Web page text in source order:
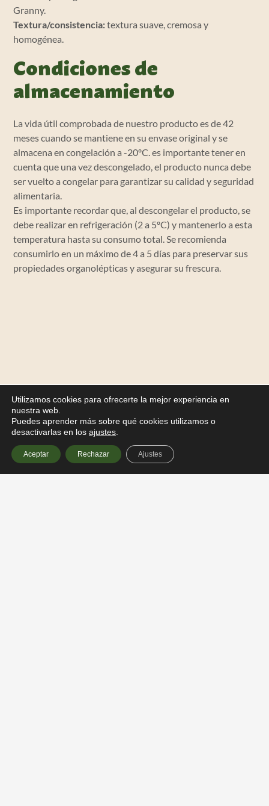
Granny.
Textura/consistencia:textura suave, cremosa y
homogénea.
Condiciones de
almacenamiento
La vida útil comprobada de nuestro producto es de 42
meses cuando se mantiene en su envase original y se
almacena en congelación a -20ºC. es importante tener en
cuenta que una vez descongelado, el producto nunca debe
ser vuelto a congelar para garantizar su calidad y seguridad
alimentaria.
Es importante recordar que, al descongelar el producto, se
debe realizar en refrigeración (2 a 5ºC) y mantenerlo a esta
temperatura hasta su consumo total. Se recomienda
consumirlo en un máximo de 4 a 5 días para preservar sus
propiedades organolépticas y asegurar su frescura.
Utilizamos cookies para ofrecerte la mejor experiencia en
nuestra web.
Puedes aprender más sobre qué cookies utilizamos o
desactivarlas en los ajustes
Aceptar Rechazar Ajustes